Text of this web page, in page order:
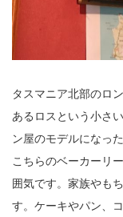
タスマニア北部のロ
あるロスという小さ
ン屋のモデルになっ
こちらのベーカーリ
囲気です。家族やも
す。ケーキやパン、